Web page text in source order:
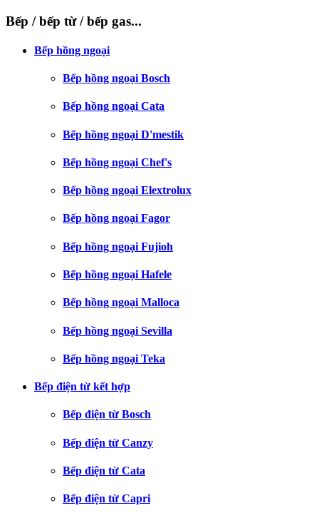
Bếp / bếp từ / bếp gas...
Bếp hồng ngoại
Bếp hồng ngoại Bosch
Bếp hồng ngoại Cata
Bếp hồng ngoại D'mestik
Bếp hồng ngoại Chef's
Bếp hồng ngoại Elextrolux
Bếp hồng ngoại Fagor
Bếp hồng ngoại Fujioh
Bếp hồng ngoại Hafele
Bếp hồng ngoại Malloca
Bếp hồng ngoại Sevilla
Bếp hồng ngoại Teka
Bếp điện từ kết hợp
Bếp điện từ Bosch
Bếp điện từ Canzy
Bếp điện từ Cata
Bếp điện từ Capri